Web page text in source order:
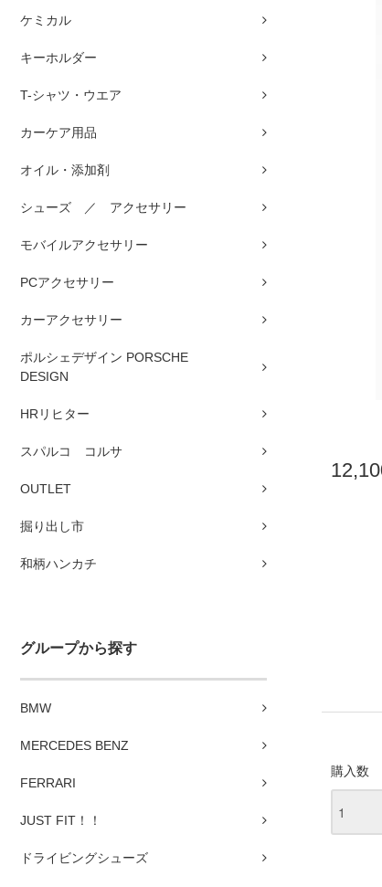
ケミカル
キーホルダー
T-シャツ・ウエア
カーケア用品
オイル・添加剤
シューズ ／ アクセサリー
モバイルアクセサリー
PCアクセサリー
カーアクセサリー
ポルシェデザイン PORSCHE
DESIGN
HRリヒター
スパルコ コルサ
OUTLET
掘り出し市
和柄ハンカチ
グループから探す
BMW
MERCEDES BENZ
FERRARI
JUST FIT！！
ドライビングシューズ
購入数